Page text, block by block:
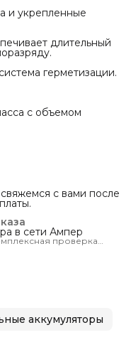
и укрепленные
длительный
герметизации.
с объемом
с вами после
в сети Ампер
проверка
были уверены, что
нужно.
аккумуляторы